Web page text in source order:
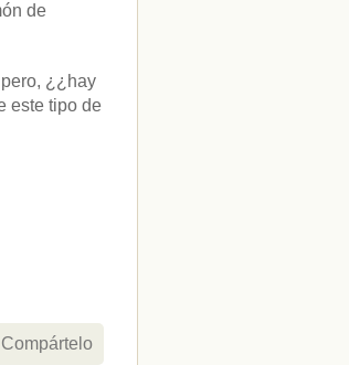
de
¿¿hay
este tipo de
Compártelo